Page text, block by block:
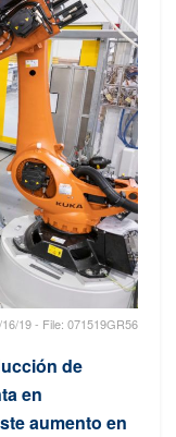
19 - File: 071519GR56
de
en
aumento en